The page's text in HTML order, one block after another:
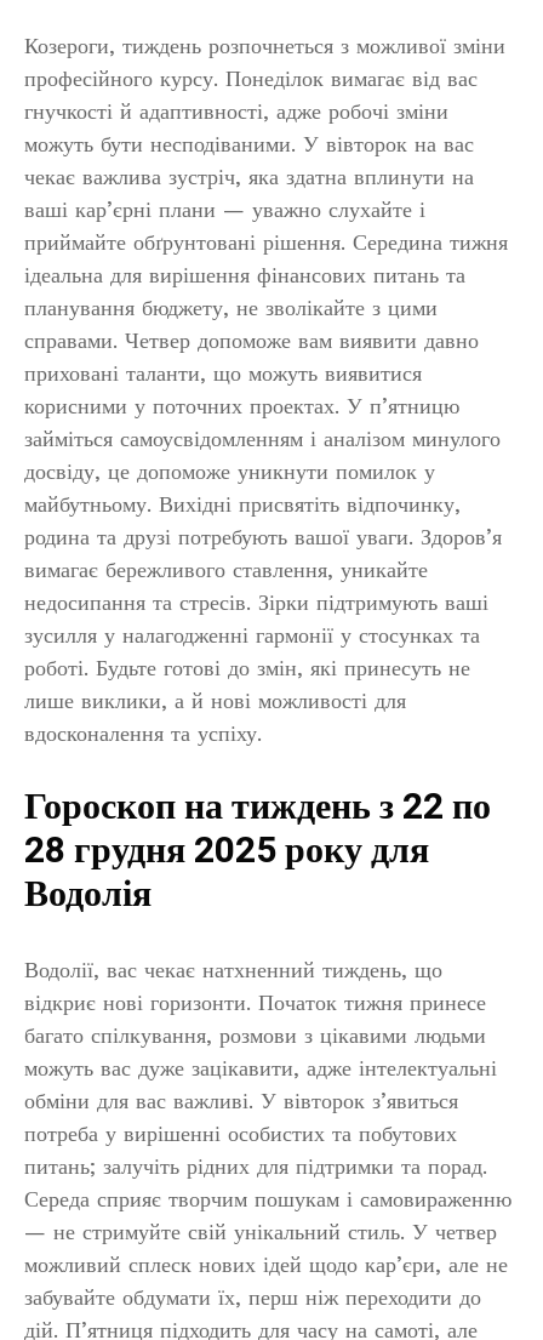
Козероги, тиждень розпочнеться з можливої зміни
професійного курсу. Понеділок вимагає від вас
гнучкості й адаптивності, адже робочі зміни
можуть бути несподіваними. У вівторок на вас
чекає важлива зустріч, яка здатна вплинути на
ваші кар’єрні плани — уважно слухайте і
приймайте обґрунтовані рішення. Середина тижня
ідеальна для вирішення фінансових питань та
планування бюджету, не зволікайте з цими
справами. Четвер допоможе вам виявити давно
приховані таланти, що можуть виявитися
корисними у поточних проектах. У п’ятницю
займіться самоусвідомленням і аналізом минулого
досвіду, це допоможе уникнути помилок у
майбутньому. Вихідні присвятіть відпочинку,
родина та друзі потребують вашої уваги. Здоров’я
вимагає бережливого ставлення, уникайте
недосипання та стресів. Зірки підтримують ваші
зусилля у налагодженні гармонії у стосунках та
роботі. Будьте готові до змін, які принесуть не
лише виклики, а й нові можливості для
вдосконалення та успіху.
Гороскоп на тиждень з 22 по
28 грудня 2025 року для
Водолія
Водолії, вас чекає натхненний тиждень, що
відкриє нові горизонти. Початок тижня принесе
багато спілкування, розмови з цікавими людьми
можуть вас дуже зацікавити, адже інтелектуальні
обміни для вас важливі. У вівторок з’явиться
потреба у вирішенні особистих та побутових
питань; залучіть рідних для підтримки та порад.
Середа сприяє творчим пошукам і самовираженню
— не стримуйте свій унікальний стиль. У четвер
можливий сплеск нових ідей щодо кар’єри, але не
забувайте обдумати їх, перш ніж переходити до
дій. П’ятниця підходить для часу на самоті, але